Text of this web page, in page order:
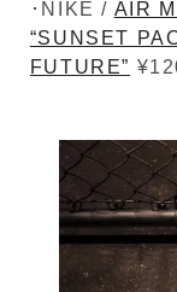
･NIKE / AIR
“SUNSET
FUTURE”